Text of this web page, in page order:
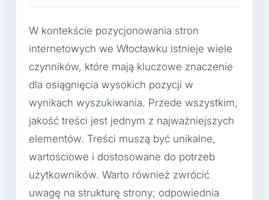
W kontekście pozycjonowania stron
internetowych we Włocławku istnieje wiele
czynników, które mają kluczowe znaczenie
dla osiągnięcia wysokich pozycji w
wynikach wyszukiwania. Przede wszystkim,
jakość treści jest jednym z najważniejszych
elementów. Treści muszą być unikalne,
wartościowe i dostosowane do potrzeb
użytkowników. Warto również zwrócić
uwagę na strukturę strony; odpowiednia